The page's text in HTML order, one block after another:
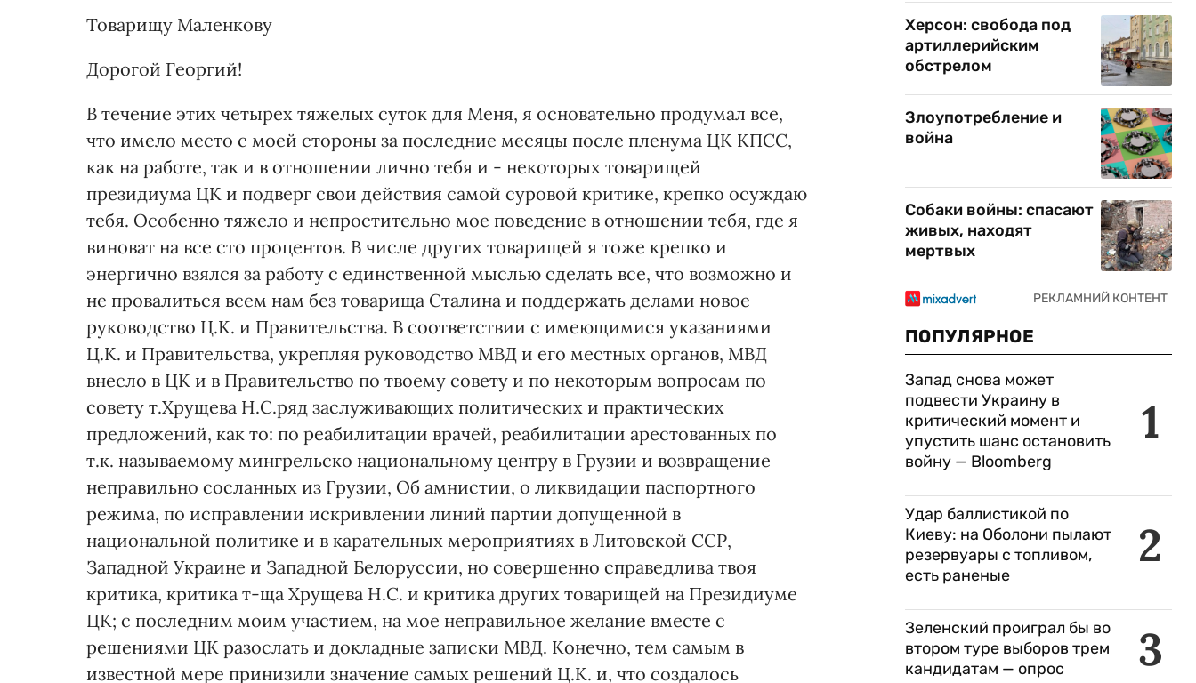
Товарищу Маленкову
Дорогой Георгий!
В течение этих четырех тяжелых суток для Меня, я основательно продумал все,
что имело место с моей стороны за последние месяцы после пленума ЦК КПСС,
как на работе, так и в отношении лично тебя и - некоторых товарищей
президиума ЦК и подверг свои действия самой суровой критике, крепко осуждаю
тебя. Особенно тяжело и непростительно мое поведение в отношении тебя, где я
виноват на все сто процентов. В числе других товарищей я тоже крепко и
энергично взялся за работу с единственной мыслью сделать все, что возможно и
не провалиться всем нам без товарища Сталина и поддержать делами новое
руководство Ц.К. и Правительства. В соответствии с имеющимися указаниями
Ц.К. и Правительства, укрепляя руководство МВД и его местных органов, МВД
внесло в ЦК и в Правительство по твоему совету и по некоторым вопросам по
совету т.Хрущева Н.С.ряд заслуживающих политических и практических
предложений, как то: по реабилитации врачей, реабилитации арестованных по
т.к. называемому мингрельско национальному центру в Грузии и возвращение
неправильно сосланных из Грузии, Об амнистии, о ликвидации паспортного
режима, по исправлении искривлении линий партии допущенной в
национальной политике и в карательных мероприятиях в Литовской ССР,
Западной Украине и Западной Белоруссии, но совершенно справедлива твоя
критика, критика т-ща Хрущева Н.С. и критика других товарищей на Президиуме
ЦК; с последним моим участием, на мое неправильное желание вместе с
решениями ЦК разослать и докладные записки МВД. Конечно, тем самым в
известной мере принизили значение самых решений Ц.К. и, что создалось
Херсон: свобода под
артиллерийским
обстрелом
Злоупотребление и
война
Собаки войны: спасают
живых, находят
мертвых
ПОПУЛЯРНОЕ
1
Запад снова может
подвести Украину в
критический момент и
упустить шанс остановить
войну — Bloomberg
2
Удар баллистикой по
Киеву: на Оболони пылают
резервуары с топливом,
есть раненые
3
Зеленский проиграл бы во
втором туре выборов трем
кандидатам — опрос